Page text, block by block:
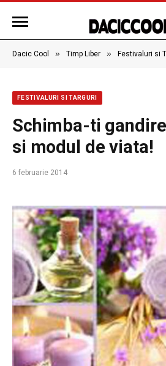
Dacic Cool » Timp Liber » Festivaluri si
FESTIVALURI SI TARGURI
Schimba-ti
si modul de viata!
6 februarie 2014